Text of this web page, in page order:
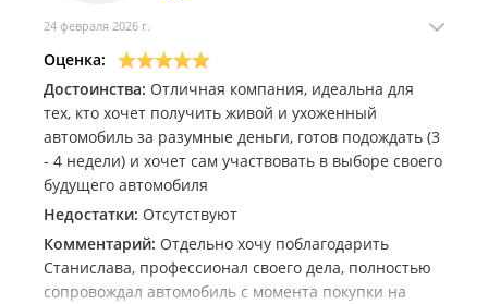
24 февраля 2026 г.
Оценка:
Достоинства: Отличная компания, идеальна для
тех, кто хочет получить живой и ухоженный
автомобиль за разумные деньги, готов подождать (3
- 4 недели) и хочет сам участвовать в выборе своего
будущего автомобиля
Недостатки: Отсутствуют
Комментарий: Отдельно хочу поблагодарить
Станислава, профессионал своего дела, полностью
сопровождал автомобиль с момента покупки на